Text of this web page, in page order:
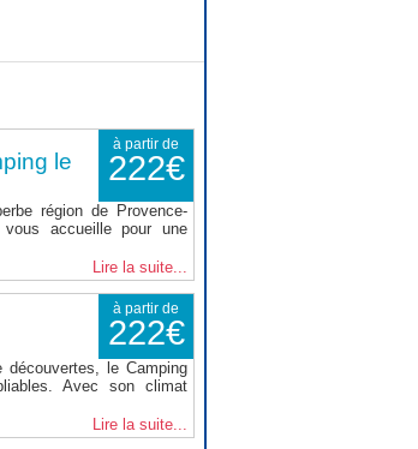
à partir de
222€
le
région de Provence-
accueille pour une
Lire la suite...
à partir de
222€
découvertes, le Camping
Avec son climat
Lire la suite...